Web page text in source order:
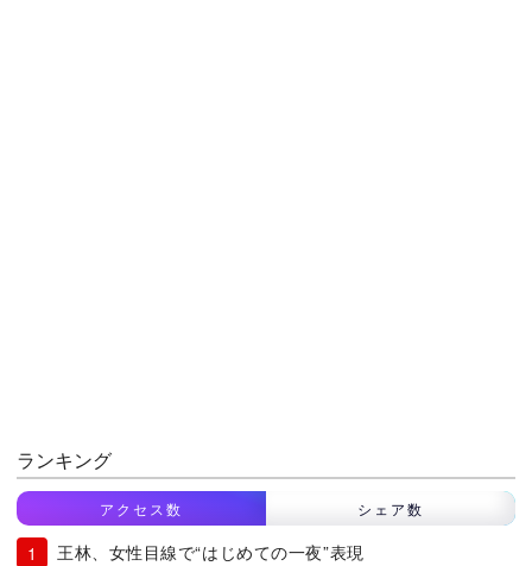
ランキング
アクセス数 シェア数
王林、女性目線で“はじめての一夜”表現